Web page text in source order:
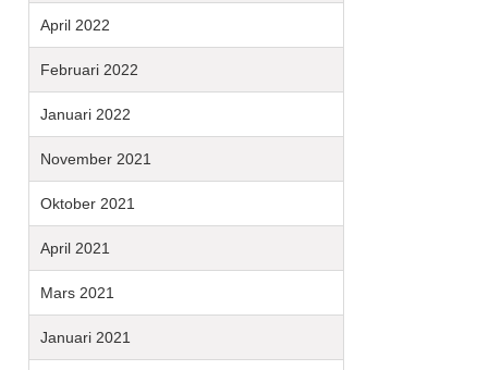
April 2022
Februari 2022
Januari 2022
November 2021
Oktober 2021
April 2021
Mars 2021
Januari 2021